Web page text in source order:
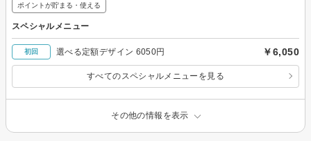
ポイントが貯まる・使える
スペシャルメニュー
初回 選べる定額デザイン 6050円 ￥6,050
すべてのスペシャルメニューを見る
その他の情報を表示